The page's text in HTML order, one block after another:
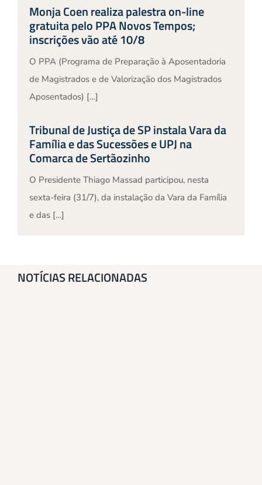
Monja Coen realiza palestra on-line
gratuita pelo PPA Novos Tempos;
inscrições vão até 10/8
O PPA (Programa de Preparação à Aposentadoria
de Magistrados e de Valorização dos Magistrados
Aposentados) […]
Tribunal de Justiça de SP instala Vara da
Família e das Sucessões e UPJ na
Comarca de Sertãozinho
O Presidente Thiago Massad participou, nesta
sexta-feira (31/7), da instalação da Vara da Família
e das […]
NOTÍCIAS RELACIONADAS